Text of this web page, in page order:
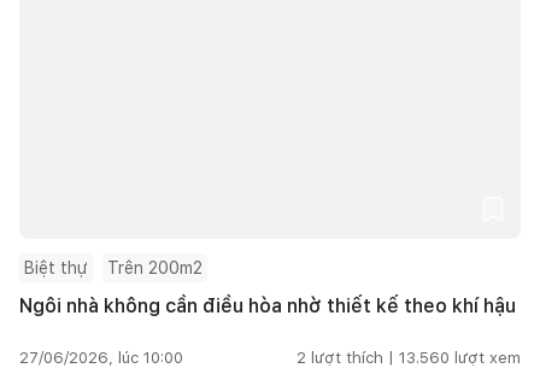
Biệt thự Trên 200m2
Ngôi nhà không cần điều hòa nhờ thiết kế theo khí hậu
27/06/2026, lúc 10:00 2 lượt thích | 13.560 lượt xem